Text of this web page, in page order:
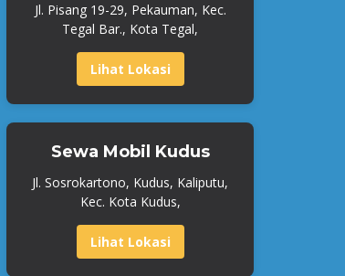
Jl. Pisang 19-29, Pekauman, Kec.
Tegal Bar., Kota Tegal,
Lihat Lokasi
Sewa Mobil Kudus
Jl. Sosrokartono, Kudus, Kaliputu,
Kec. Kota Kudus,
Lihat Lokasi